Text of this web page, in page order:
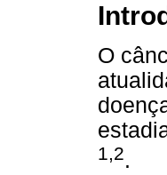
O
1,2.